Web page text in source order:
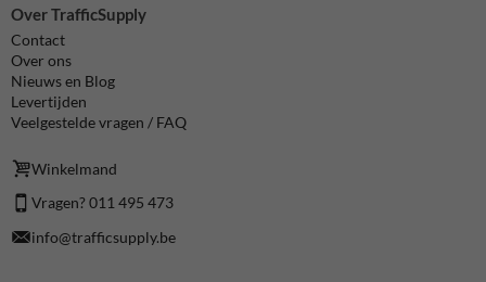
Over TrafficSupply
Contact
Over ons
Nieuws en Blog
Levertijden
Veelgestelde vragen / FAQ
Winkelmand
Vragen? 011 495 473
info@trafficsupply.be